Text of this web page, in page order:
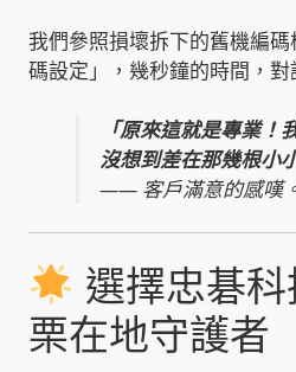
遠距教學、在家辦公
USB隨插即用視訊攝影
數位廣告看板播放器
電腦 工具 軟體 手冊
網路規劃架設
我們參照損壞拆下的舊機編
碼設定」，幾秒鐘的時間，對
「原來這就是專業！
沒想到差在那幾根小
—— 客戶滿意的感嘆
選擇忠碁
栗在地守護者